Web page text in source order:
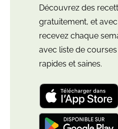
Découvrez des
gratuitement, et
recevez chaque
avec liste de
rapides et saines.
Télécharger
l'application